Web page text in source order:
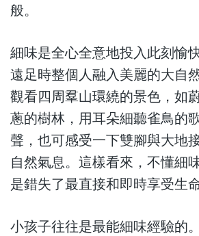
般。
細味是全心全意地投入此刻愉
遠足時整個人融入美麗的大自
觀看四周羣山環繞的景色，如
蔥的樹林，用耳朵細聽雀鳥的
聲，也可感受一下雙腳與大地
自然氣息。這樣看來，不懂細
是錯失了最直接和即時享受生
小孩子往往是最能細味經驗的